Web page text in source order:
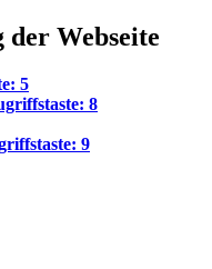
Webseite
5
8
9